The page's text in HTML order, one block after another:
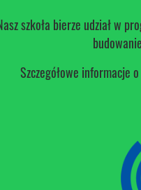
szkoła bierze udział w
Szczegółowe informacje